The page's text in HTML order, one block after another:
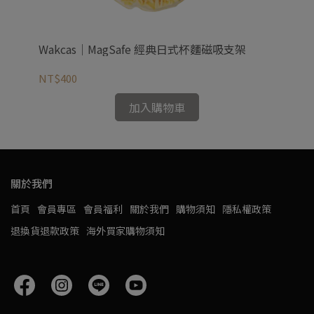
Wakcas｜MagSafe 經典日式杯麵磁吸支架
NT$400
加入購物車
關於我們
首頁 會員專區 會員福利 關於我們 購物須知 隱私權政策
退換貨退款政策 海外買家購物須知